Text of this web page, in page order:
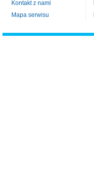
Kontakt z nami
Mapa serwisu